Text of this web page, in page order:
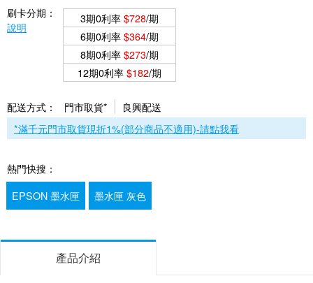
刷卡分期：
說明
3期0利率$728/期
6期0利率$364/期
8期0利率$273/期
12期0利率$182/期
配送方式： 門市取貨*
良興配送
*滿千元門市取貨現折1%(部分商品不適用)-請點我看
熱門快搜：
EPSON 墨水匣
墨水匣 灰色
產品介紹